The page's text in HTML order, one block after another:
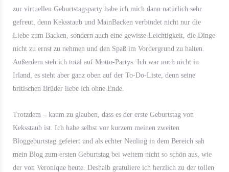
zur virtuellen Geburtstagsparty habe ich mich dann natürlich sehr
gefreut, denn Keksstaub und MainBacken verbindet nicht nur die
Liebe zum Backen, sondern auch eine gewisse Leichtigkeit, die Dinge
nicht zu ernst zu nehmen und den Spaß im Vordergrund zu halten.
Außerdem steh ich total auf Motto-Partys. Ich war noch nicht in
Irland, es steht aber ganz oben auf der To-Do-Liste, denn seine
britischen Brüder liebe ich ohne Ende.
Trotzdem – kaum zu glauben, dass es der erste Geburtstag von
Keksstaub ist. Ich habe selbst vor kurzem meinen zweiten
Bloggeburtstag gefeiert und als echter Neuling in dem Bereich sah
mein Blog zum ersten Geburtstag bei weitem nicht so schön aus, wie
der von Veronique heute. Deshalb gratuliere ich herzlich zu der tollen